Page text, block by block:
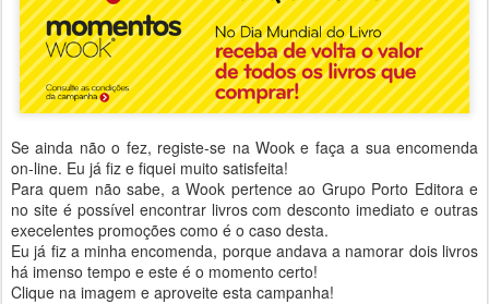
Se ainda não o fez, registe-se na Wook e faça a sua encomenda
on-line. Eu já fiz e fiquei muito satisfeita!
Para quem não sabe, a Wook pertence ao Grupo Porto Editora e
no site é possível encontrar livros com desconto imediato e outras
execelentes promoções como é o caso desta.
Eu já fiz a minha encomenda, porque andava a namorar dois livros
há imenso tempo e este é o momento certo!
Clique na imagem e aproveite esta campanha!